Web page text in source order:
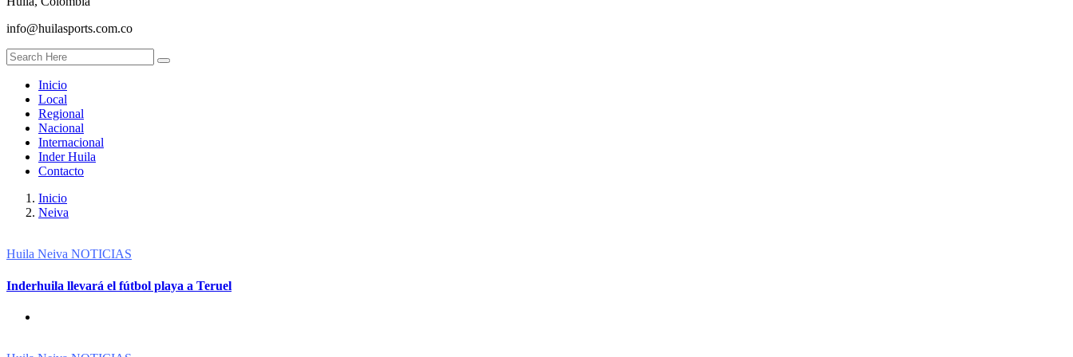
info@huilasports.com.co
Inicio
Local
Regional
Nacional
Internacional
Inder Huila
Contacto
Inicio
Neiva
Huila Neiva NOTICIAS
Inderhuila llevará el fútbol playa a Teruel